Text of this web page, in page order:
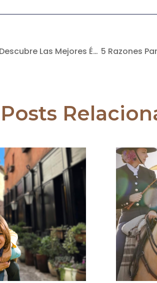
¿Cuándo Ir A Val’Quirico? Descubre Las Mejores Épocas Para Visitar Este Encantador Destino
Posts